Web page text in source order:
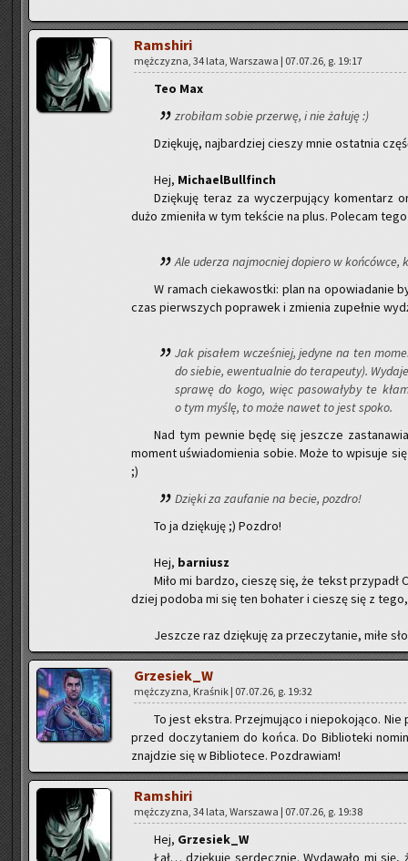
Ram­shi­ri
męż­czy­zna, 34 lata, War­sza­wa | 07.07.26, g. 19:17
Teo Max
zro­bi­łam sobie prze­rwę, i nie ża­łu­ję :)
Dzię­ku­ję, naj­bar­dziej cie­szy mnie ostat­nia
Hej, Mi­cha­el­Bul­l­finch
Dzię­ku­ję teraz za wy­czer­pu­ją­cy ko­men­tarz
dużo zmie­ni­ła w tym tek­ście na plus. Po­le­cam
Ale ude­rza naj­moc­niej do­pie­ro w koń­ców­ce,
W ra­mach cie­ka­wost­ki: plan na opo­wia­da­nie
czas pierw­szych po­pra­wek i zmie­nia zu­peł­nie
Jak pi­sa­łem wcze­śniej, je­dy­ne na ten
do sie­bie, ewen­tu­al­nie do te­ra­peu­ty).
spra­wę do kogo, więc pa­so­wa­ły­by te
o tym myślę, to może nawet to jest spoko.
Nad tym pew­nie będę się jesz­cze
mo­ment uświa­do­mie­nia sobie. Może to wpi­su­je
;)
Dzię­ki za za­ufa­nie na becie, po­zdro!
To ja dzię­ku­ję ;) Po­zdro!
Hej, bar­niusz
Miło mi bar­dzo, cie­szę się, że tekst
dziej po­do­ba mi się ten bo­ha­ter i cie­szę się z
Jesz­cze raz dzię­ku­ję za prze­czy­ta­nie, miłe
Grze­siek_W
męż­czy­zna, Kra­śnik | 07.07.26, g. 19:32
To jest eks­tra. Przej­mu­ją­co i nie­po­ko­ją­co.
przed do­czy­ta­niem do końca. Do Bi­blio­te­ki
znaj­dzie się w Bi­blio­te­ce. Po­zdra­wiam!
Ram­shi­ri
męż­czy­zna, 34 lata, War­sza­wa | 07.07.26, g. 19:38
Hej, Grze­siek_W
Łał… dzię­ku­ję ser­decz­nie. Wy­da­wa­ło mi